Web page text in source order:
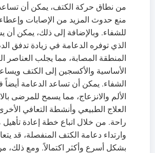
من نطاق حركة الكتف، يمكن أن
منع حدوث المزيد من الإصابات
للشفاء. وبالإضافة إلى ذلك، يمكن
الذي توفره الدعامة في زيادة تدفق
المنطقة المصابة، مما يجلب العناصر
الأساسية والأكسجين إلى الكتف
الشفاء. يمكن أن تساعد الدعامة
الألم والانزعاج، مما يسمح للمرضى
العلاج الطبيعي وأنشطة التعافي
راحة. من خلال اتباع خطة إعادة
وارتداء دعامة الكتف المنفصلة، قد
بشكل أسرع وأكثر اكتمالاً. ومع ذلك،